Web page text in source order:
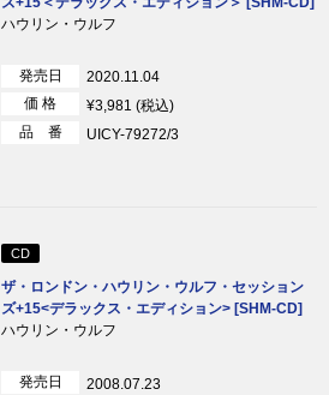
ハウリン・ウルフ
発売日
2020.11.04
価 格
¥3,981 (税込)
品 番
UICY-79272/3
CD
ザ・ロンドン・ハウリン・ウルフ・セッション
ズ+15<デラックス・エディション> [SHM-CD]
ハウリン・ウルフ
発売日
2008.07.23